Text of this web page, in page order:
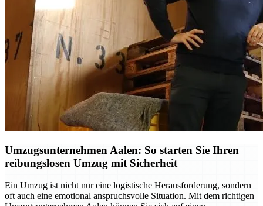
Umzugsunternehmen Aalen: So starten Sie Ihren
reibungslosen Umzug mit Sicherheit
Ein Umzug ist nicht nur eine logistische Herausforderung, sondern
oft auch eine emotional anspruchsvolle Situation. Mit dem richtigen